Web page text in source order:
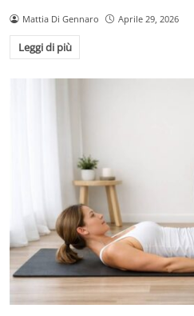
Mattia Di Gennaro Aprile 29, 2026
Leggi di più